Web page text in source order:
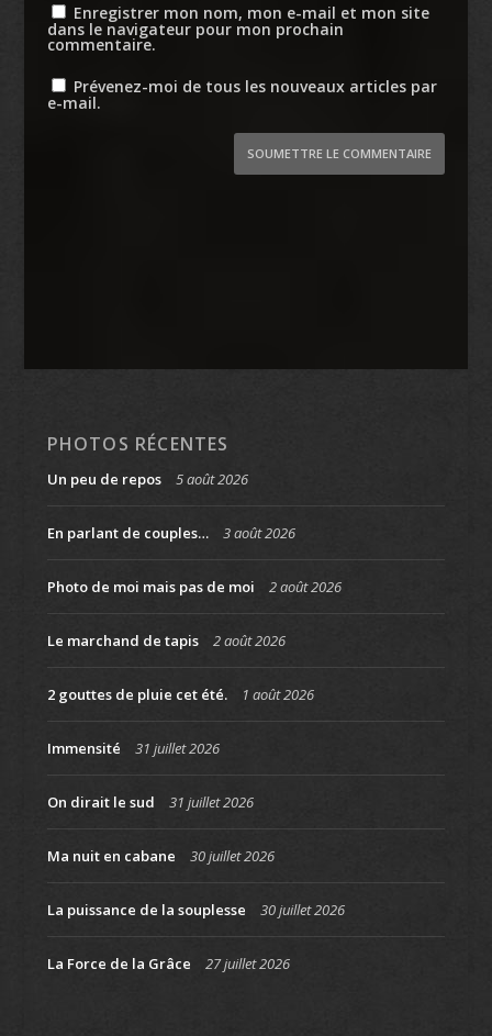
Enregistrer mon nom, mon e-mail et mon site
dans le navigateur pour mon prochain
commentaire.
Prévenez-moi de tous les nouveaux articles par
e-mail.
SOUMETTRE LE COMMENTAIRE
PHOTOS RÉCENTES
Un peu de repos 5 août 2026
En parlant de couples… 3 août 2026
Photo de moi mais pas de moi 2 août 2026
Le marchand de tapis 2 août 2026
2 gouttes de pluie cet été. 1 août 2026
Immensité 31 juillet 2026
On dirait le sud 31 juillet 2026
Ma nuit en cabane 30 juillet 2026
La puissance de la souplesse 30 juillet 2026
La Force de la Grâce 27 juillet 2026